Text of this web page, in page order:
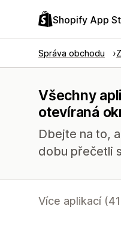
Shopify App
Správa obchodu
Všechny
otevíraná
Dbejte na to,
dobu přečetli
Více aplikací